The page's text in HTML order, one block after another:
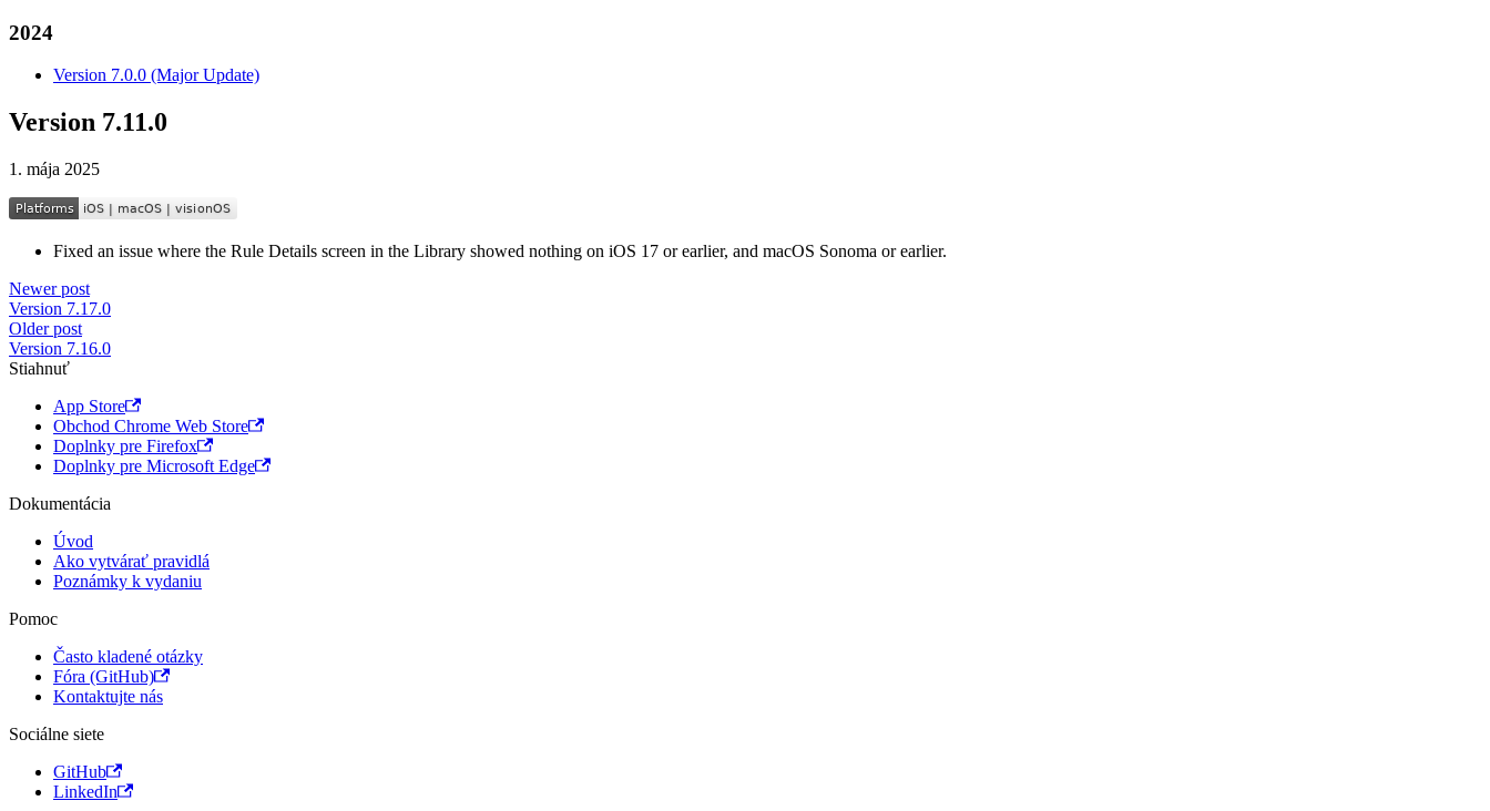
2024
Version 7.0.0 (Major Update)
Version 7.11.0
1. mája 2025
Fixed an issue where the Rule Details screen in the Library showed nothing on iOS 17 or earlier, and macOS Sonoma or earlier.
Newer post
Version 7.17.0
Older post
Version 7.16.0
Stiahnuť
App Store
Obchod Chrome Web Store
Doplnky pre Firefox
Doplnky pre Microsoft Edge
Dokumentácia
Úvod
Ako vytvárať pravidlá
Poznámky k vydaniu
Pomoc
Často kladené otázky
Fóra (GitHub)
Kontaktujte nás
Sociálne siete
GitHub
LinkedIn